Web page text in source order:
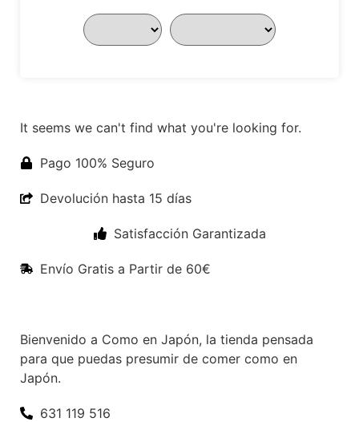
It seems we can't find what you're looking for.
Pago 100% Seguro
Devolución hasta 15 días
Satisfacción Garantizada
Envío Gratis a Partir de 60€
Bienvenido a Como en Japón, la tienda pensada
para que puedas presumir de comer como en
Japón.
631 119 516